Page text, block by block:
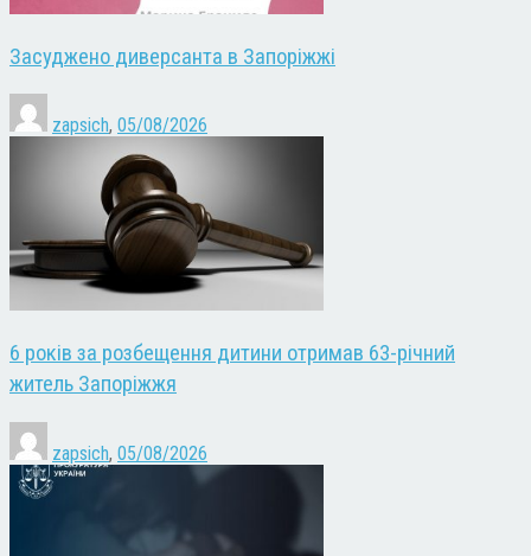
Засуджено диверсанта в Запоріжжі
zapsich, 05/08/2026
6 років за розбещення дитини отримав 63-річний
житель Запоріжжя
zapsich, 05/08/2026